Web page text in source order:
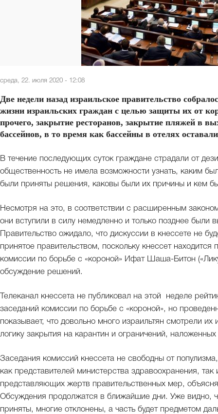
среда, 22. июля 2020 - 12:08
Две недели назад израильское правительство
жизни израильских граждан с целью защиты их от
прочего, закрытие ресторанов, закрытие пляжей в
бассейнов, в то время как бассейны в отелях
В течение последующих суток граждане страдали от
общественность не имела возможности узнать, каким
были приняты решения, каковы были их причины и кем
Несмотря на это, в соответствии с расширенным
они вступили в силу немедленно и только позднее были
Правительство ожидало, что дискуссии в кнессете не
принятое правительством, поскольку кнессет
комиссии по борьбе с «короной» Ифат Шаша-Битон
обсуждение решений.
Телеканал кнессета не публиковал на этой неделе
заседаний комиссии по борьбе с «короной», но
показывает, что довольно много израильтян смотрели
логику закрытия на карантин и ограничений,
Заседания комиссий кнессета не свободны от
как представителей министерства здравоохранения, так
представляющих жертв правительственных мер,
Обсуждения продолжатся в ближайшие дни. Уже видно,
приняты, многие отклонены, а часть будет предметом